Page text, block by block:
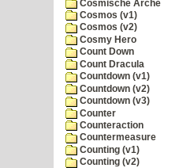
Cosmische Arche
Cosmos (v1)
Cosmos (v2)
Cosmy Hero
Count Down
Count Dracula
Countdown (v1)
Countdown (v2)
Countdown (v3)
Counter
Counteraction
Countermeasure
Counting (v1)
Counting (v2)